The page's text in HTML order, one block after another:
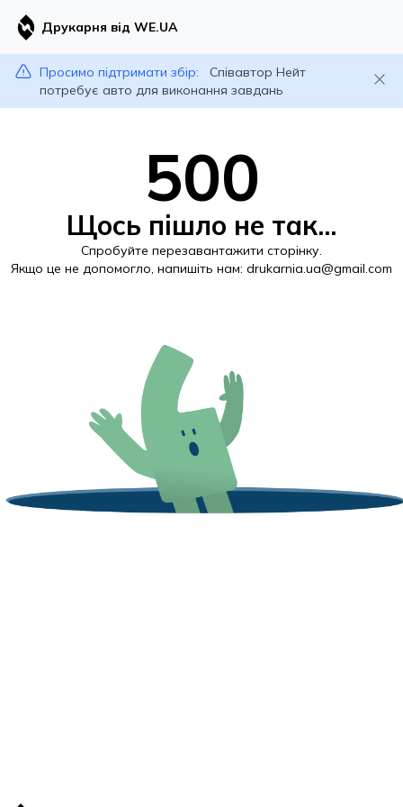
Друкарня від WE.UA
Просимо підтримати збір:
Співавтор Нейт
потребує авто для виконання завдань
500
Щось пішло не так...
Спробуйте перезавантажити сторінку.
Якщо це не допомогло, напишіть нам: drukarnia.ua@gmail.com